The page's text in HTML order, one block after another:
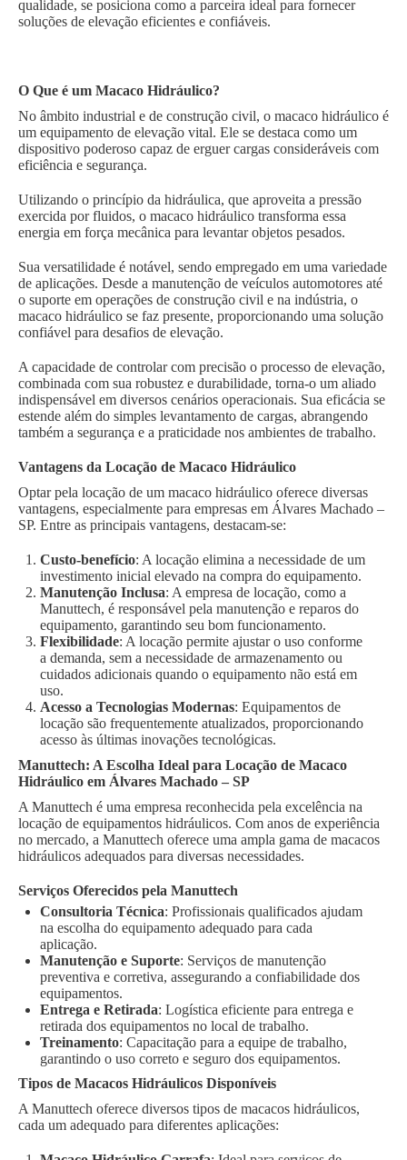
qualidade, se posiciona como a parceira ideal para fornecer
soluções de elevação eficientes e confiáveis.
O Que é um Macaco Hidráulico?
No âmbito industrial e de construção civil, o macaco hidráulico é
um equipamento de elevação vital. Ele se destaca como um
dispositivo poderoso capaz de erguer cargas consideráveis com
eficiência e segurança.
Utilizando o princípio da hidráulica, que aproveita a pressão
exercida por fluidos, o macaco hidráulico transforma essa
energia em força mecânica para levantar objetos pesados.
Sua versatilidade é notável, sendo empregado em uma variedade
de aplicações. Desde a manutenção de veículos automotores até
o suporte em operações de construção civil e na indústria, o
macaco hidráulico se faz presente, proporcionando uma solução
confiável para desafios de elevação.
A capacidade de controlar com precisão o processo de elevação,
combinada com sua robustez e durabilidade, torna-o um aliado
indispensável em diversos cenários operacionais. Sua eficácia se
estende além do simples levantamento de cargas, abrangendo
também a segurança e a praticidade nos ambientes de trabalho.
Vantagens da Locação de Macaco Hidráulico
Optar pela locação de um macaco hidráulico oferece diversas
vantagens, especialmente para empresas em Álvares Machado –
SP. Entre as principais vantagens, destacam-se:
Custo-benefício: A locação elimina a necessidade de um
investimento inicial elevado na compra do equipamento.
Manutenção Inclusa: A empresa de locação, como a
Manuttech, é responsável pela manutenção e reparos do
equipamento, garantindo seu bom funcionamento.
Flexibilidade: A locação permite ajustar o uso conforme
a demanda, sem a necessidade de armazenamento ou
cuidados adicionais quando o equipamento não está em
uso.
Acesso a Tecnologias Modernas: Equipamentos de
locação são frequentemente atualizados, proporcionando
acesso às últimas inovações tecnológicas.
Manuttech: A Escolha Ideal para Locação de Macaco
Hidráulico em Álvares Machado – SP
A Manuttech é uma empresa reconhecida pela excelência na
locação de equipamentos hidráulicos. Com anos de experiência
no mercado, a Manuttech oferece uma ampla gama de macacos
hidráulicos adequados para diversas necessidades.
Serviços Oferecidos pela Manuttech
Consultoria Técnica: Profissionais qualificados ajudam
na escolha do equipamento adequado para cada
aplicação.
Manutenção e Suporte: Serviços de manutenção
preventiva e corretiva, assegurando a confiabilidade dos
equipamentos.
Entrega e Retirada: Logística eficiente para entrega e
retirada dos equipamentos no local de trabalho.
Treinamento: Capacitação para a equipe de trabalho,
garantindo o uso correto e seguro dos equipamentos.
Tipos de Macacos Hidráulicos Disponíveis
A Manuttech oferece diversos tipos de macacos hidráulicos,
cada um adequado para diferentes aplicações: